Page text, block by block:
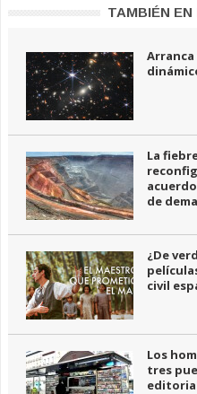
TAMBIÉN
La
de
¿De
civil
Los
tres